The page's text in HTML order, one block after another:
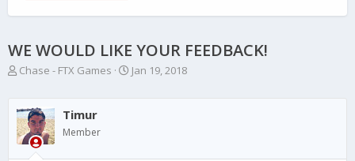
WE WOULD LIKE YOUR FEEDBACK!
T
r
e
a
d
Chase - FTX Games
S
a
Jan 19, 2018
Timur
Member